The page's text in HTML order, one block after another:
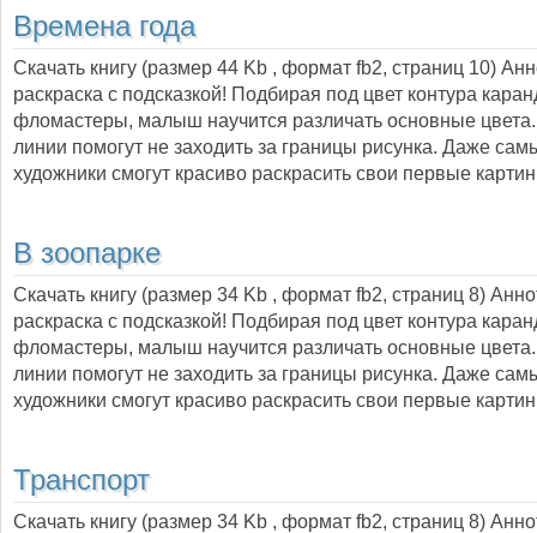
Времена года
Скачать книгу (размер 44 Kb , формат fb2, страниц 10)
раскраска с подсказкой! Подбирая под цвет контура
фломастеры, малыш научится различать основные
линии помогут не заходить за границы рисунка. Даже
художники смогут красиво раскрасить свои первые
В зоопарке
Скачать книгу (размер 34 Kb , формат fb2, страниц 8)
раскраска с подсказкой! Подбирая под цвет контура
фломастеры, малыш научится различать основные
линии помогут не заходить за границы рисунка. Даже
художники смогут красиво раскрасить свои первые
Транспорт
Скачать книгу (размер 34 Kb , формат fb2, страниц 8)